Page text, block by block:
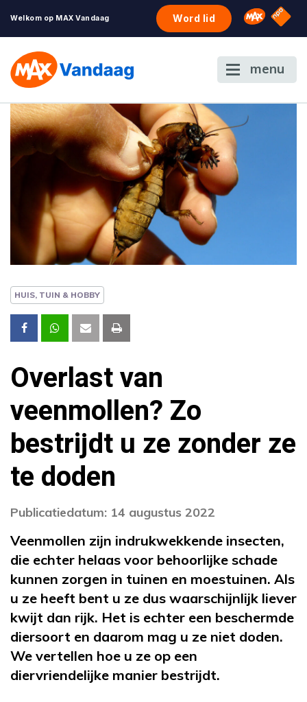
Welkom op MAX Vandaag Word lid Omroep
NPO
menu
HUIS, TUIN & HOBBY
Overlast van
veenmollen? Zo
bestrijdt u ze zonder ze
te doden
Publicatiedatum: 14 augustus 2022
Veenmollen zijn indrukwekkende insecten,
die echter helaas voor behoorlijke schade
kunnen zorgen in tuinen en moestuinen. Als
u ze heeft bent u ze dus waarschijnlijk liever
kwijt dan rijk. Het is echter een beschermde
diersoort en daarom mag u ze niet doden.
We vertellen hoe u ze op een
diervriendelijke manier bestrijdt.